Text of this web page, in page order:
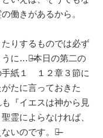
働きがあるから。
りするものでは必ず
に…、̶̶本日の第二の
手紙１ １２章３節に
たに言っておきた
『イエスは神から見
霊によらなければ、
いのです。」̶̶